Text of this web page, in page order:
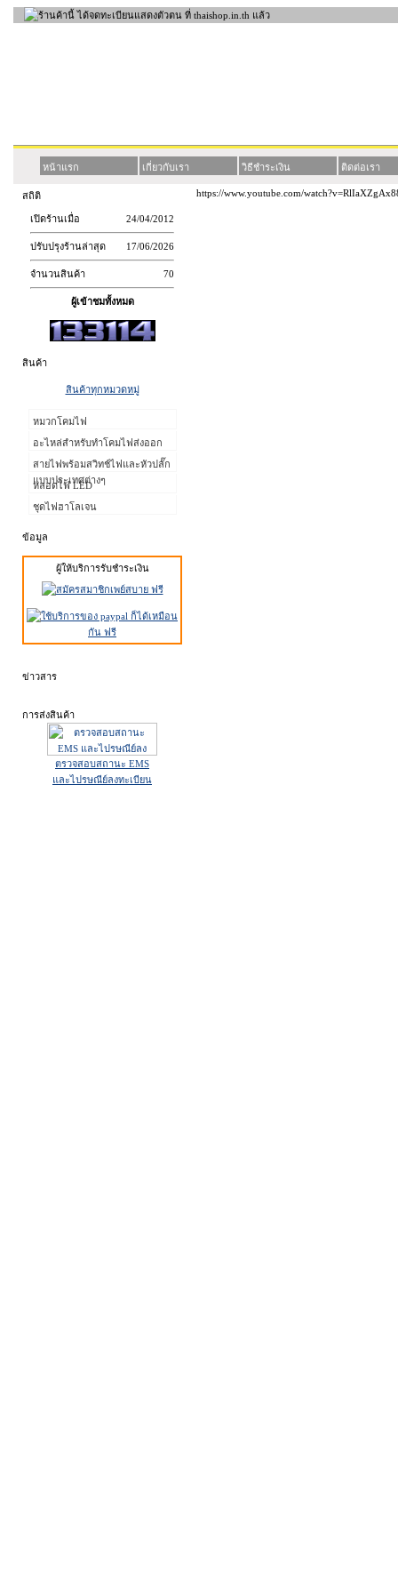
หน้าแรก เกี่ยวกับเรา วิธีชำระเงิน ติดต่อเรา
สถิติ
เปิดร้านเมื่อ 24/04/2012
ปรับปรุงร้านล่าสุด 17/06/2026
จำนวนสินค้า 70
ผู้เข้าชมทั้งหมด
สินค้า
สินค้าทุกหมวดหมู่
หมวกโคมไฟ
อะไหล่สำหรับทำโคมไฟส่งออก
สายไฟพร้อมสวิทช์ไฟและหัวปลั๊ก
แบบประเทศต่างๆ
หลอดไฟ LED
ชุดไฟฮาโลเจน
ข้อมูล
ผู้ให้บริการรับชำระเงิน
ข่าวสาร
การส่งสินค้า
ตรวจสอบสถานะ EMS
และไปรษณีย์ลงทะเบียน
https://www.youtube.com/